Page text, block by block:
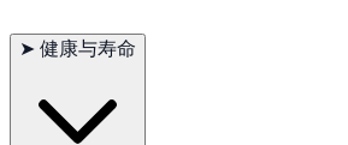
需要大量的运动来消耗精力和保持健康。
要主人有足够的时间和精力陪伴。
➤ 健康与寿命